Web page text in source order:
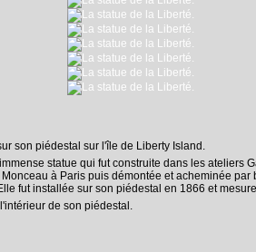
son piédestal sur l'île de Liberty Island.
statue qui fut construite dans les ateliers
à Paris puis démontée et acheminée par
fut installée sur son piédestal en 1866 et
de son piédestal.